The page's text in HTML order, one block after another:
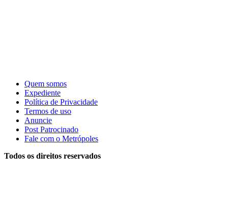
Quem somos
Expediente
Política de Privacidade
Termos de uso
Anuncie
Post Patrocinado
Fale com o Metrópoles
Todos os direitos reservados